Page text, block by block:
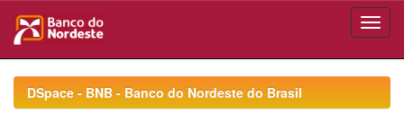
navigationDSpace - BNB - Banco do Nordeste do Brasil